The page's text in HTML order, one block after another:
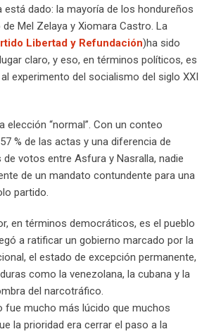
dado: la mayoría de los hondureños
Mel Zelaya y Xiomara Castro. La
Libertad y Refundación)ha sido
claro, y eso, en términos políticos, es
experimento del socialismo del siglo XXI
elección “normal”. Con un conteo
% de las actas y una diferencia de
votos entre Asfura y Nasralla, nadie
de un mandato contundente para una
partido.
en términos democráticos, es el pueblo
a ratificar un gobierno marcado por la
el estado de excepción permanente,
como la venezolana, la cubana y la
del narcotráfico.
fue mucho más lúcido que muchos
la prioridad era cerrar el paso a la